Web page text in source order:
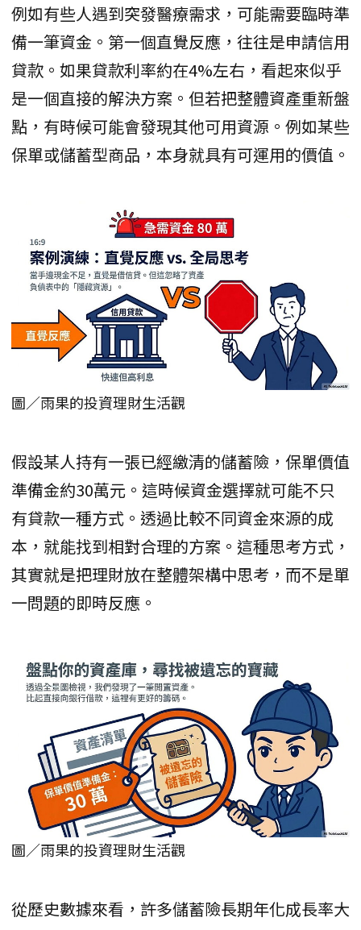
例如有些人遇到突發醫療需求，可能需要臨時準
備一筆資金。第一個直覺反應，往往是申請信用
貸款。如果貸款利率約在4%左右，看起來似乎
是一個直接的解決方案。但若把整體資產重新盤
點，有時候可能會發現其他可用資源。例如某些
保單或儲蓄型商品，本身就具有可運用的價值。
圖／雨果的投資理財生活觀
假設某人持有一張已經繳清的儲蓄險，保單價值
準備金約30萬元。這時候資金選擇就可能不只
有貸款一種方式。透過比較不同資金來源的成
本，就能找到相對合理的方案。這種思考方式，
其實就是把理財放在整體架構中思考，而不是單
一問題的即時反應。
圖／雨果的投資理財生活觀
從歷史數據來看，許多儲蓄險長期年化成長率大